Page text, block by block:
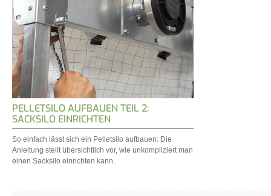
PELLETSILO AUFBAUEN TEIL 2:
SACKSILO EINRICHTEN
So einfach lässt sich ein Pelletsilo aufbauen: Die
Anleitung stellt übersichtlich vor, wie unkompliziert man
einen Sacksilo einrichten kann.